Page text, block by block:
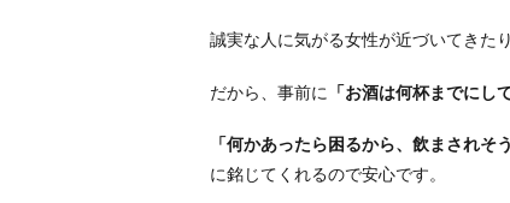
誠実な人に気がる女性が近づいてきた
だから、事前に 「お酒は何杯までにし
「何かあったら困るから、飲まされそ
に銘じてくれるので安心です。